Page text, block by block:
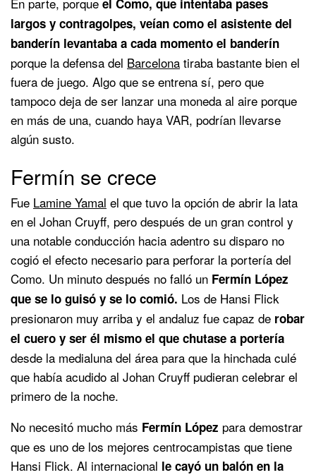
largos y contragolpes, veían como el asistente del
banderín levantaba a cada momento el banderín
porque la defensa del Barcelona tiraba bastante bien el
fuera de juego. Algo que se entrena sí, pero que
tampoco deja de ser lanzar una moneda al aire porque
en más de una, cuando haya VAR, podrían llevarse
algún susto.
Fermín se crece
Fue Lamine Yamal el que tuvo la opción de abrir la lata
en el Johan Cruyff, pero después de un gran control y
una notable conducción hacia adentro su disparo no
cogió el efecto necesario para perforar la portería del
Como. Un minuto después no falló un Fermín López
que se lo guisó y se lo comió. Los de Hansi Flick
presionaron muy arriba y el andaluz fue capaz de robar
el cuero y ser él mismo el que chutase a portería
desde la medialuna del área para que la hinchada culé
que había acudido al Johan Cruyff pudieran celebrar el
primero de la noche.
No necesitó mucho más Fermín López para demostrar
que es uno de los mejores centrocampistas que tiene
Hansi Flick. Al internacional le cayó un balón en la